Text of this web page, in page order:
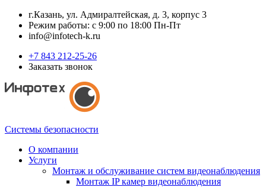
г.Казань, ул. Адмиралтейская, д. 3, корпус 3
Режим работы: с 9:00 по 18:00 Пн-Пт
info@infotech-k.ru
+7 843 212-25-26
Заказать звонок
Системы безопасности
О компании
Услуги
Монтаж и обслуживание систем видеонаблюдения
Монтаж IP камер видеонаблюдения